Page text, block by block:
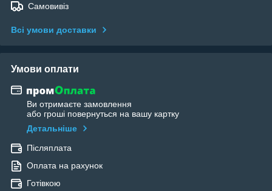
Самовивіз
Всі умови доставки
Умови оплати
Ви отримаєте замовлення
або гроші повернуться на вашу картку
Детальніше
Післяплата
Оплата на рахунок
Готівкою